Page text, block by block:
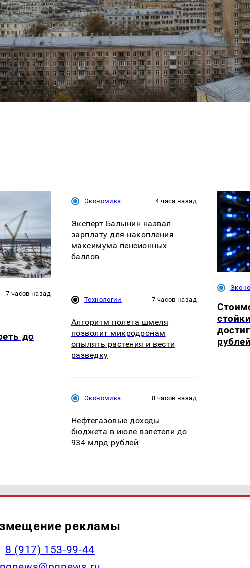
7 часов назад
до
Экономика 4 часа назад
Эксперт Балынин назвал
зарплату для накопления
максимума пенсионных
баллов
Технологии 7 часов назад
Алгоритм полета шмеля
позволит микродронам
опылять растения и вести
разведку
Экономика 8 часов назад
Нефтегазовые доходы
бюджета в июле взлетели до
934 млрд рублей
рублей
рекламы
‭8 (917) 153-99-44